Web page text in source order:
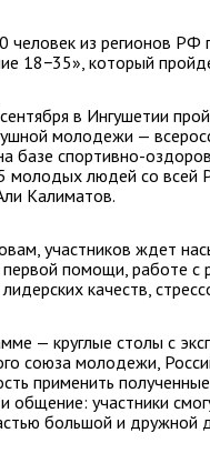
человек из регионов РФ
18−35», который
в Ингушетии
молодежи —
базе спортивно-
молодых людей со всей
Калиматов.
участников ждет
помощи, работе с
качеств,
— круглые столы с
союза молодежи,
применить
общение: участники
большой и дружной